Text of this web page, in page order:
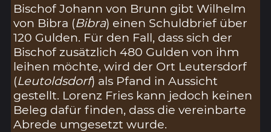
Bischof Johann von Brunn gibt Wilhelm
von Bibra (Bibra) einen Schuldbrief über
120 Gulden. Für den Fall, dass sich der
Bischof zusätzlich 480 Gulden von ihm
leihen möchte, wird der Ort Leutersdorf
(Leutoldsdorf) als Pfand in Aussicht
gestellt. Lorenz Fries kann jedoch keinen
Beleg dafür finden, dass die vereinbarte
Abrede umgesetzt wurde.